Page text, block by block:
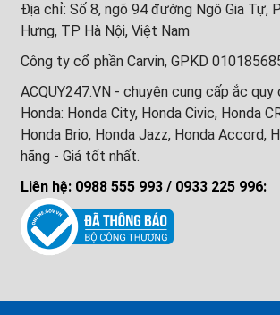
Địa chỉ: Số 8, ngõ 94 đường Ngô Gia Tự,
Hưng, TP Hà Nội, Việt Nam
Công ty cổ phần Carvin, GPKD
ACQUY247.VN - chuyên cung cấp ắc quy
Honda: Honda City, Honda Civic, Honda
Honda Brio, Honda Jazz, Honda Accord,
hãng - Giá tốt nhất.
Liên hệ: 0988 555 993 / 0933 225 996: